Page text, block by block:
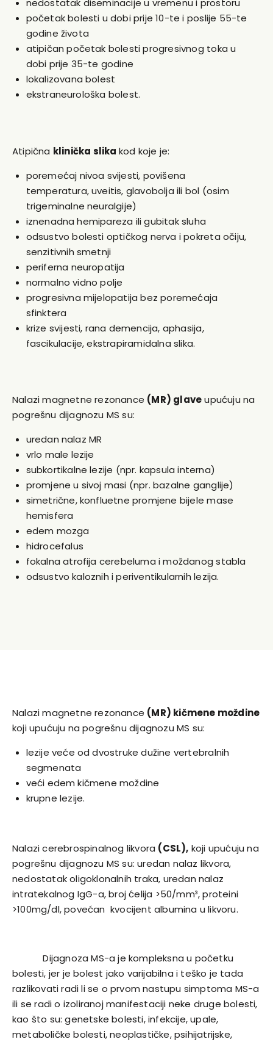
nedostatak diseminacije u vremenu i prostoru
početak bolesti u dobi prije 10-te i poslije 55-te
godine života
atipičan početak bolesti progresivnog toka u
dobi prije 35-te godine
lokalizovana bolest
ekstraneurološka bolest.
Atipična klinička slika kod koje je:
poremećaj nivoa svijesti, povišena
temperatura, uveitis, glavobolja ili bol (osim
trigeminalne neuralgije)
iznenadna hemipareza ili gubitak sluha
odsustvo bolesti optičkog nerva i pokreta očiju,
senzitivnih smetnji
periferna neuropatija
normalno vidno polje
progresivna mijelopatija bez poremećaja
sfinktera
krize svijesti, rana demencija, aphasija,
fascikulacije, ekstrapiramidalna slika.
Nalazi magnetne rezonance (MR) glaveupućuju na
pogrešnu dijagnozu MS su:
uredan nalaz MR
vrlo male lezije
subkortikalne lezije (npr. kapsula interna)
promjene u sivoj masi (npr. bazalne ganglije)
simetrične, konfluetne promjene bijele mase
hemisfera
edem mozga
hidrocefalus
fokalna atrofija cerebeluma i moždanog stabla
odsustvo kaloznih i periventikularnih lezija.
Nalazi magnetne rezonance (MR) kičmene moždine
koji upućuju na pogrešnu dijagnozu MS su:
lezije veće od dvostruke dužine vertebralnih
segmenata
veći edem kičmene moždine
krupne lezije.
Nalazi cerebrospinalnog likvora (CSL), koji upućuju na
pogrešnu dijagnozu MS su: uredan nalaz likvora,
nedostatak oligoklonalnih traka, uredan nalaz
intratekalnog IgG-a, broj ćelija >50/mm³, proteini
>100mg/dl, povećan kvocijent albumina u likvoru.
Dijagnoza MS-a je kompleksna u početku
bolesti, jer je bolest jako varijabilna i teško je tada
razlikovati radi li se o prvom nastupu simptoma MS-a
ili se radi o izoliranoj manifestaciji neke druge bolesti,
kao što su: genetske bolesti, infekcije, upale,
metaboličke bolesti, neoplastičke, psihijatrijske,